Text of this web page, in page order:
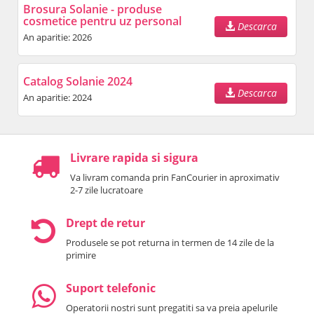
Brosura Solanie - produse
cosmetice pentru uz personal
An aparitie: 2026
Descarca
Catalog Solanie 2024
An aparitie: 2024 Descarca
Livrare rapida si sigura
Va livram comanda prin FanCourier in aproximativ
2-7 zile lucratoare
Drept de retur
Produsele se pot returna in termen de 14 zile de la
primire
Suport telefonic
Operatorii nostri sunt pregatiti sa va preia apelurile